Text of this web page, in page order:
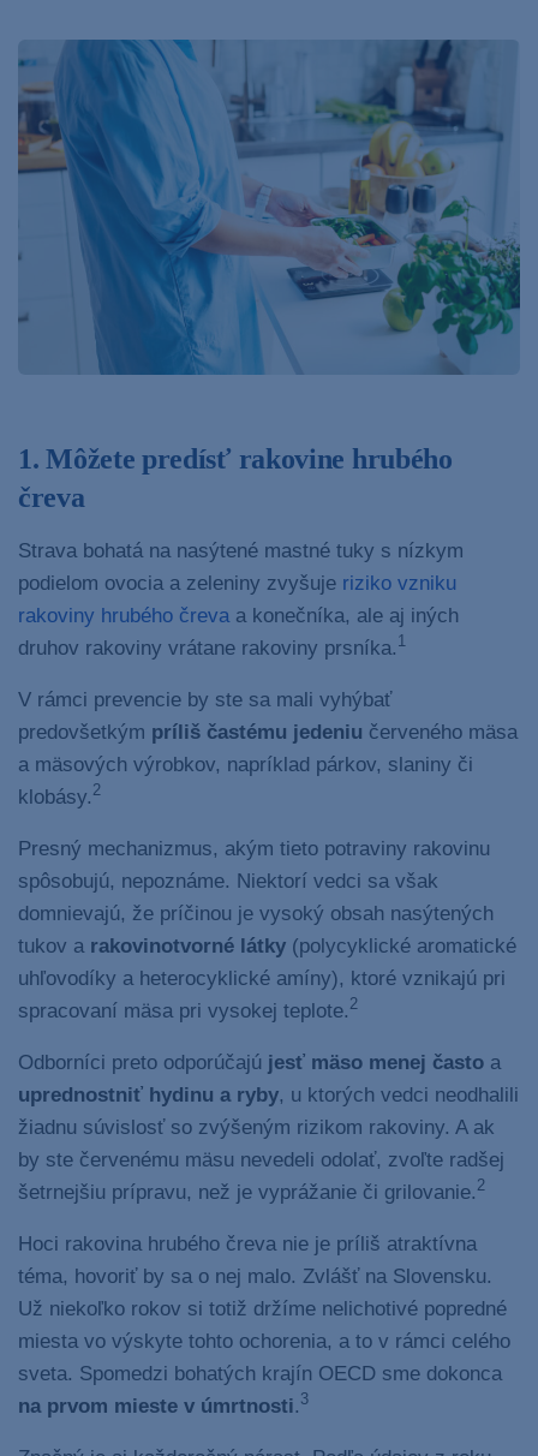
1. Môžete predísť rakovine hrubého
čreva
Strava bohatá na nasýtené mastné tuky s nízkym
podielom ovocia a zeleniny zvyšuje riziko vzniku
rakoviny hrubého čreva a konečníka, ale aj iných
druhov rakoviny vrátane rakoviny prsníka. 1
V rámci prevencie by ste sa mali vyhýbať
predovšetkým príliš častému jedeniu červeného mäsa
a mäsových výrobkov, napríklad párkov, slaniny či
klobásy. 2
Presný mechanizmus, akým tieto potraviny rakovinu
spôsobujú, nepoznáme. Niektorí vedci sa však
domnievajú, že príčinou je vysoký obsah nasýtených
tukov a rakovinotvorné látky (polycyklické aromatické
uhľovodíky a heterocyklické amíny), ktoré vznikajú pri
spracovaní mäsa pri vysokej teplote. 2
Odborníci preto odporúčajú jesť mäso menej často a
uprednostniť hydinu a ryby, u ktorých vedci neodhalili
žiadnu súvislosť so zvýšeným rizikom rakoviny. A ak
by ste červenému mäsu nevedeli odolať, zvoľte radšej
šetrnejšiu prípravu, než je vyprážanie či grilovanie. 2
Hoci rakovina hrubého čreva nie je príliš atraktívna
téma, hovoriť by sa o nej malo. Zvlášť na Slovensku.
Už niekoľko rokov si totiž držíme nelichotivé popredné
miesta vo výskyte tohto ochorenia, a to v rámci celého
sveta. Spomedzi bohatých krajín OECD sme dokonca
na prvom mieste v úmrtnosti. 3